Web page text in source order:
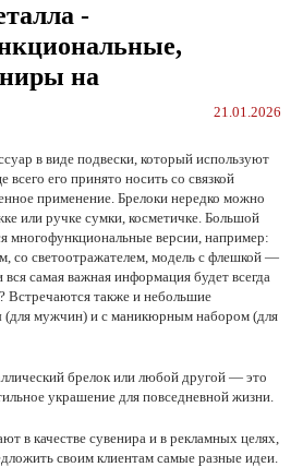
-
на
21.01.2026
в виде подвески, который используют
всего его принято носить со связкой
применение. Брелоки нередко можно
или ручке сумки, косметичке. Большой
многофункциональные версии, например:
со светоотражателем, модель с флешкой —
самая важная информация будет всегда
Встречаются также и небольшие
(для мужчин) и с маникюрным набором (для
брелок или любой другой — это
украшение для повседневной жизни.
в качестве сувенира и в рекламных целях,
своим клиентам самые разные идеи.